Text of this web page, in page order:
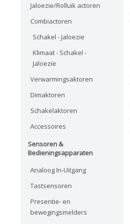
Jaloezie/Rolluik actoren
Combiactoren
Schakel - Jaloezie
Klimaat - Schakel -
Jaloezie
Verwarmingsaktoren
Dimaktoren
Schakelaktoren
Accessoires
Sensoren &
Bedieningsapparaten
Analoog In-Uitgang
Tastsensoren
Presentie- en
bewegingsmelders